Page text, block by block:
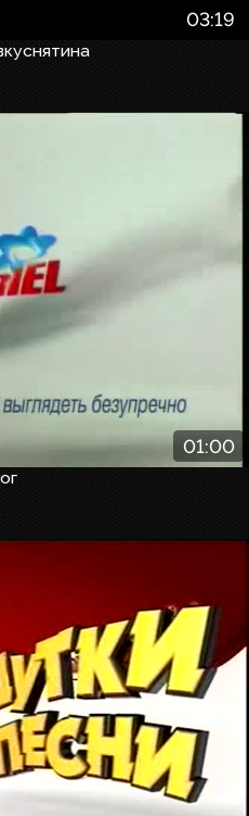
03:19
01:00